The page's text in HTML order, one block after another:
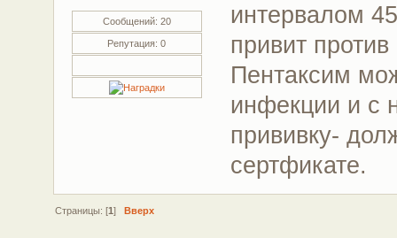
Сообщений: 20
Репутация: 0
интервалом
привит
Пентаксим
инфекции и с
прививку-
сертфикате.
Страницы: [1] Вверх